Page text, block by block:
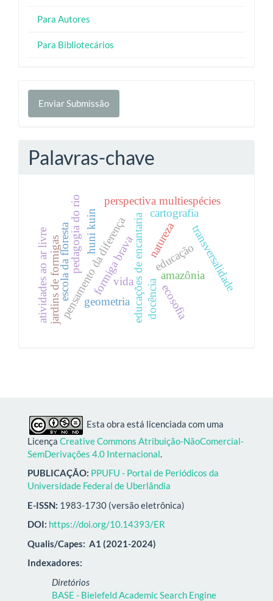
Para Autores
Para Bibliotecários
Enviar
Submissão
Enviar Submissão
Palavras-chave
formiga brava amazônia
educações de encantaria educação
perspectiva multiespécies
pensamento da diferença docência
vida
pedagogia do rio
ecosofia
transversalidade
cartografia
huni kuin
jardins de formigasescola da floresta natureza
atividades ao ar livre geometria
Esta obra está licenciada com uma
Licença Creative Commons Atribuição-NãoComercial-
SemDerivações 4.0 Internacional.
PUBLICAÇÃO: PPUFU - Portal de Periódicos da
Universidade Federal de Uberlândia
E-ISSN: 1983-1730 (versão eletrônica)
DOI: https://doi.org/10.14393/ER
Qualis/Capes: A1 (2021-2024)
Indexadores:
Diretórios
BASE - Bielefeld Academic Search Engine